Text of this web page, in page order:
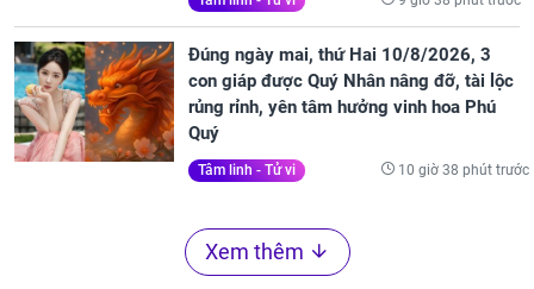
Đúng ngày mai, thứ Hai 10/8/2026, 3
con giáp được Quý Nhân nâng đỡ, tài lộc
rủng rỉnh, yên tâm hưởng vinh hoa Phú
Quý
Tâm linh - Tử vi 10 giờ 38 phút trước
Xem thêm